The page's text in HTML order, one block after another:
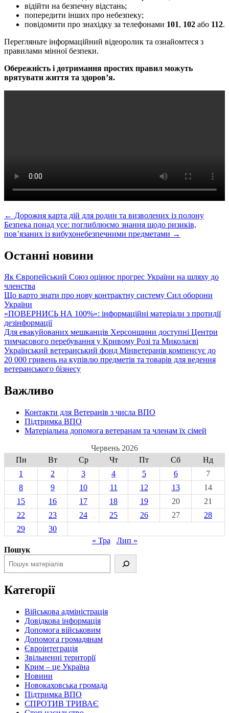
відійти на безпечну відстань;
попередити інших про небезпеку;
повідомити про знахідку за телефонами 101, 102 або 112.
Перегляньте інформаційний відеоролик та ознайомтеся з
правилами мінної безпеки.
Обережність і дотримання простих правил можуть
врятувати життя та здоров’я.
Post
navigation
← Дорожня карта дій для родин та визволених із полону
Безпека понад усе: поглиблюємо знання щодо ризиків,
пов’язаних із вибухонебезпечними предметами →
Останні новини
Як Європейський Союз оцінює прогрес України на шляху до
членства
Що варто знати про нову контрактну систему Сил оборони
України
«ПОВЕРНИСЬ НА 100%»: інформаційні матеріали з протидії
дезінформації
Для евакуйованих мешканців Херсонщини доступні Центри
тимчасового перебування у Кривому Розі та Миколаєві
Український ветеранський фонд Мінветеранів компенсує до
20 000 гривень на купівлю предметів та товарів для ведення
ветеранського бізнесу
Важливо
Контакти для Ветеранів з числа ВПО
Підтримка ВПО
Матеріальна допомога ветеранам та членам їх сімей
Червень 2026
Пн
Вт Ср Чт Пт Сб
Нд
1
2 3 4 5 6
7
8
9 10 11 12 13
14
15
16 17 18 19 20
21
22
23 24 25 26 27
28
29
30
« Тра
Лип »
Пошук
Категорії
Військова адміністрація
Довідкова інформація
Допомога військовим
Допомога громадянам
Євроінтеграція
Звільненні території
Крим – це Україна
Новини
Новокаховська громада
Підтримка ВПО
СПРОТИВ ТРИВАЄ